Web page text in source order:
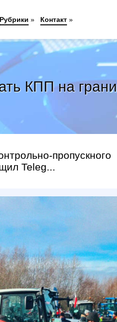
КПП на
пропускного
Teleg...
Рубрики » Контакт »